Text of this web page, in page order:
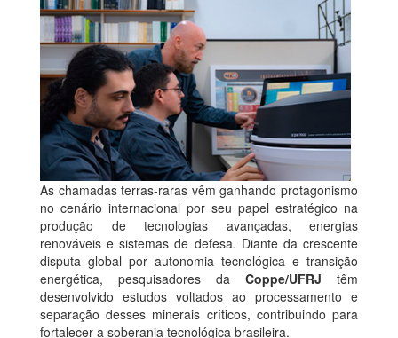
As chamadas terras-raras vêm ganhando protagonismo
no cenário internacional por seu papel estratégico na
produção de tecnologias avançadas, energias
renováveis e sistemas de defesa. Diante da crescente
disputa global por autonomia tecnológica e transição
energética, pesquisadores da Coppe/UFRJ têm
desenvolvido estudos voltados ao processamento e
separação desses minerais críticos, contribuindo para
fortalecer a soberania tecnológica brasileira.